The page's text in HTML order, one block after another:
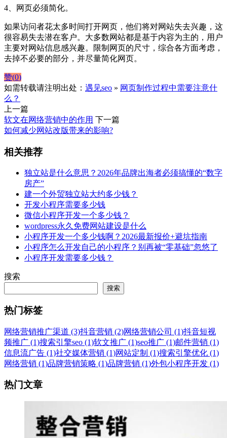
4、网页必须简化。
如果访问者花太多时间打开网页，他们将对网站失去兴趣，这
很容易失去潜在客户。大多数网站都是基于内容为主的，用户
主要对网站信息感兴趣。限制网页的尺寸，综合各方面考虑，
去掉不必要的部分，并尽量简化网页。
赞(0)
如需转载请注明出处： 遇见seo » 网页制作过程中需要注意什
么？
上一篇
软文在网络营销中的作用 下一篇
如何减少网站改版带来的影响?
相关推荐
独立站是什么意思？2026年品牌出海者必须搞懂的“数字
房产”
建一个外贸独立站大约多少钱？
开发小程序需要多少钱
微信小程序开发一个多少钱？
wordpress永久免费网站建设是什么
小程序开发一个多少钱啊？2026最新报价+避坑指南
小程序怎么开发自己的小程序？别再被“零基础”忽悠了
小程序开发需要多少钱？
搜索
搜索
热门标签
网络营销推广渠道 (3)抖音营销 (2)网络营销公司 (1)抖音短视
频推广 (1)搜索引擎seo (1)软文推广 (1)seo推广 (1)邮件营销 (1)
信息流广告 (1)社交媒体营销 (1)网站定制 (1)搜索引擎优化 (1)
网络营销 (1)品牌营销策略 (1)品牌营销 (1)外包小程序开发 (1)
热门文章